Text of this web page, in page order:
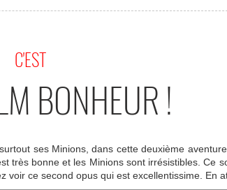
C'EST
BONHEUR !
ses Minions, dans cette deuxième
très bonne et les Minions sont irrésistibles. Ce
voir ce second opus qui est excellentissime. En